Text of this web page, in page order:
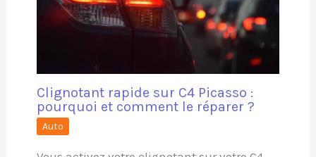
Clignotant rapide sur C4 Picasso :
pourquoi et comment le réparer ?
Auto